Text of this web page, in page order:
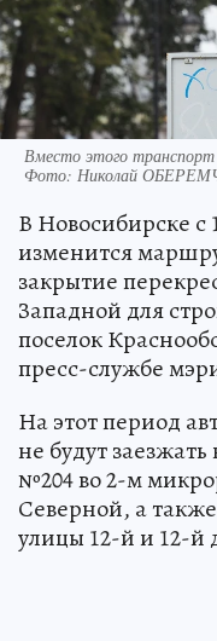
Вместо этого транспорт
Фото: Николай
В Новосибирске с
изменится
закрытие
Западной для
поселок
пресс-службе
На этот период
не будут
№204 во 2-м
Северной, а
улицы 12-й и 12-й